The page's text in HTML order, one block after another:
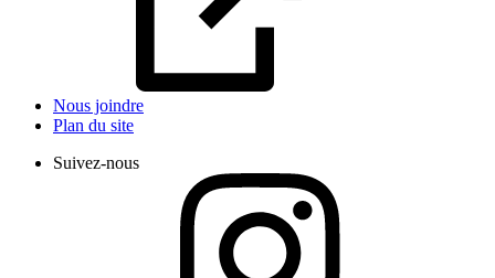
Nous joindre
Plan du site
Suivez-nous